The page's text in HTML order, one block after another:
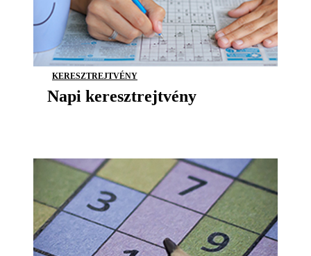
KERESZTREJTVÉNY
Napi keresztrejtvény